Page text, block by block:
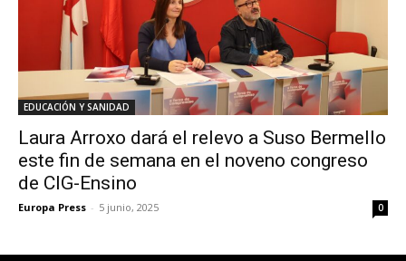
EDUCACIÓN Y SANIDAD
Laura Arroxo dará el relevo a Suso Bermello
este fin de semana en el noveno congreso
de CIG-Ensino
Europa Press - 5 junio, 2025 0